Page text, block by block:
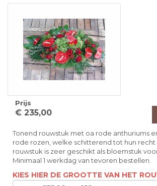
Prijs
€ 235,00
Tonend rouwstuk met oa rode anthuriums
rode rozen, welke schitterend tot hun
rouwstuk is zeer geschikt als bloemstuk
Minimaal 1 werkdag van tevoren bestellen.
KIES HIER DE GROOTTE VAN HET